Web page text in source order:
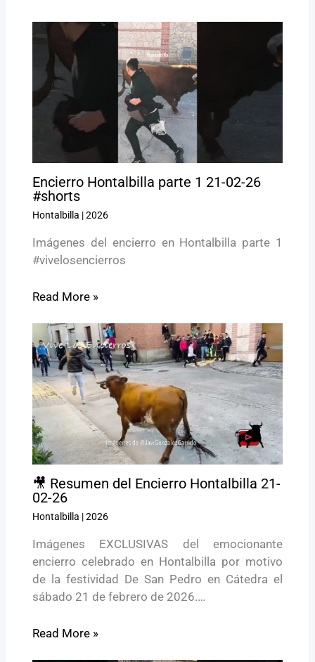
Encierro Hontalbilla parte 1 21-02-26
#shorts
Hontalbilla |2026
Imágenes del encierro en Hontalbilla parte 1
#vivelosencierros
Read More »
🎥 Resumen del Encierro Hontalbilla 21-
02-26
Hontalbilla |2026
Imágenes EXCLUSIVAS del emocionante
encierro celebrado en Hontalbilla por motivo
de la festividad De San Pedro en Cátedra el
sábado 21 de febrero de 2026.…
Read More »